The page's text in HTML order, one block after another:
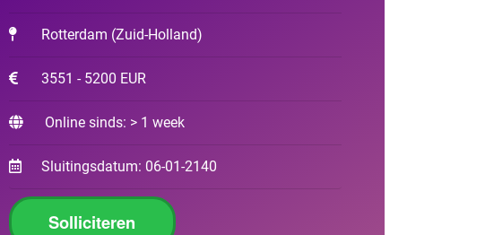
Rotterdam (Zuid-Holland)
3551 - 5200 EUR
Online sinds: > 1 week
Sluitingsdatum: 06-01-2140
Solliciteren